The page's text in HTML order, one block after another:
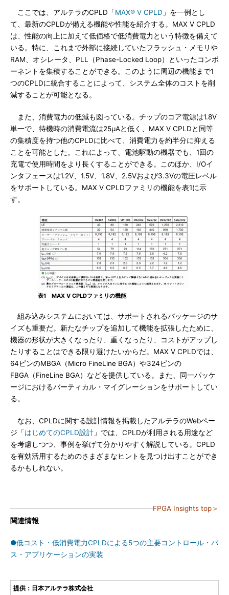
ここでは、アルテラのCPLD「MAX® V CPLD 」を一例とし
て、最新のCPLDが備える機能や性能を紹介する。MAX V CPLD
は、性能の向上に加えて低価格で低消費電力という特徴を備えて
いる。特に、これまで外部に接続していたフラッシュ・メモリや
RAM、オシレータ、PLL（Phase-Locked Loop）といったコンポ
ーネントを集積することができる。このように周辺の機能まで1
つのCPLDに統合することによって、システム全体のコストを削
減することが可能となる。
また、消費電力の低減も図っている。チップのコア電源は1.8V
単一で、待機時の消費電流は25μAと低く、MAX V CPLDと同等
の集積度を持つ他のCPLDに比べて、消費電力を約半分に抑える
ことを可能とした。これによって、電池駆動の機器でも、1回の
充電で使用時間をより長くすることができる。このほか、I/Oイ
ンタフェースは1.2V、1.5V、1.8V、2.5Vおよび3.3Vの電圧レベル
をサポートしている。MAX V CPLDファミリの機能を表1に示
す。
表1 MAX V CPLDファミリの機能
組み込みシステムにおいては、サポートされるパッケージのサ
イズも重要だ。新たなチップを追加して機能を拡張したために、
機器の形状が大きくなったり、重くなったり、コストがアップし
たりすることはできる限り避けたいからだ。MAX V CPLDでは、
64ピンのMBGA（Micro FineLine BGA）や324ピンの
FBGA（FineLine BGA）などを提供している。また、同一パッケ
ージにおけるバーティカル・マイグレーションをサポートしてい
る。
なお、CPLDに関する設計情報を掲載したアルテラのWebペー
ジ「はじめてのCPLD設計 」では、CPLDが利用される用途など
を考慮しつつ、事例を挙げて分かりやすく解説している。CPLD
を有効活用するためのさまざまなヒントを見つけ出すことができ
るかもしれない。
FPGA Insights top＞
関連情報
●低コスト・低消費電力CPLDによる5つの主要コントロール・パ
ス・アプリケーションの実装
提供：日本アルテラ株式会社